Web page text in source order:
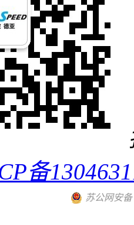
备
苏公网安备